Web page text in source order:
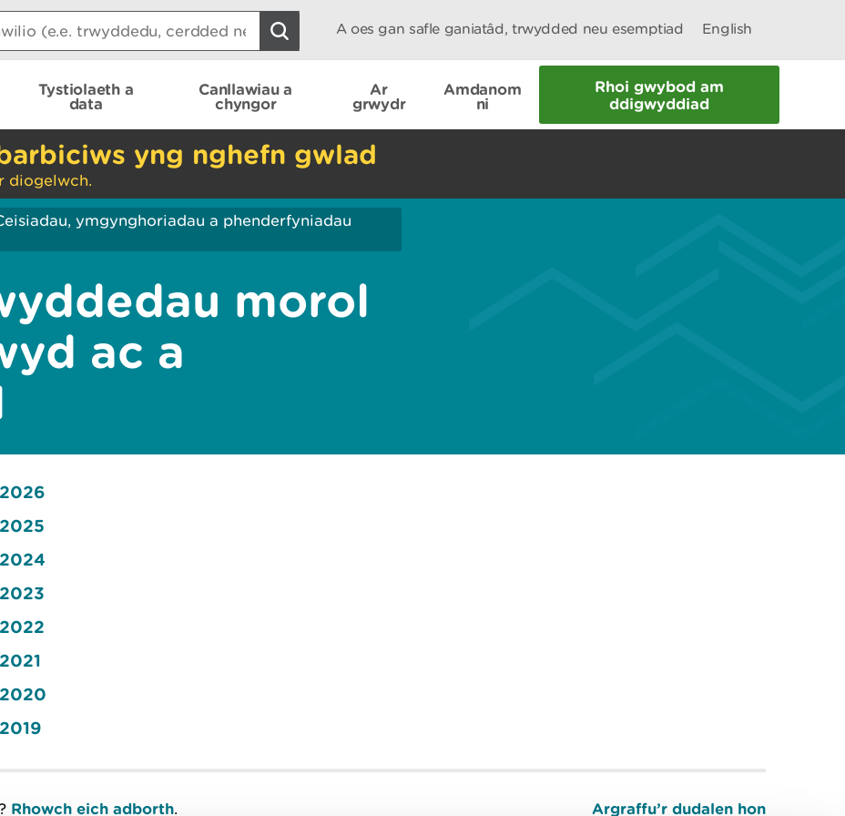
A oes gan safle ganiatâd, trwydded neu esemptiad English
Tystiolaeth a
data
Canllawiau a
chyngor
Ar
grwydr
Amdanom
ni
Rhoi gwybod am
ddigwyddiad
yng nghefn gwlad
diogelwch.
ymgynghoriadau a phenderfyniadau
morol
ac a
Rhowch eich adborth. Argraffu’r dudalen hon